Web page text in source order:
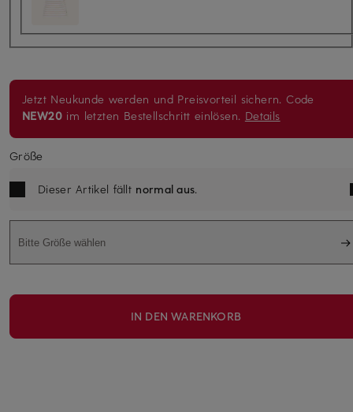
Jetzt Neukunde werden und Preisvorteil sichern. Code
NEW20 im letzten Bestellschritt einlösen. Details
Größe
Dieser Artikel fällt normal aus.
Bitte Größe wählen
IN DEN WARENKORB